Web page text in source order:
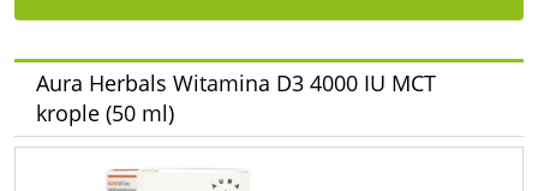
Aura Herbals Witamina D3 4000 IU MCT
krople (50 ml)